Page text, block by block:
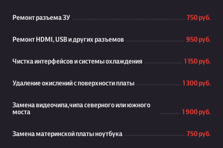
Ремонт разъема ЗУ 750 руб.
Ремонт HDMI, USB и других разъемов 950 руб.
Чистка интерфейсов и системы охлаждения 1 150 руб.
Удаление окислений с поверхности платы 1 300 руб.
Замена видеочипа,чипа северного или южного
моста
1 900 руб.
Замена материнской платы ноутбука 750 руб.